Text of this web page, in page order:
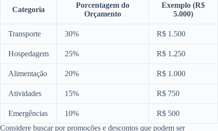
Categoria
Porcentagem do
Orçamento
Exemplo (R$
5.000)
Transporte 30% R$ 1.500
Hospedagem 25% R$ 1.250
Alimentação 20% R$ 1.000
Atividades 15% R$ 750
Emergências 10%
R$ 500
Considere buscar por promoções e descontos que podem ser